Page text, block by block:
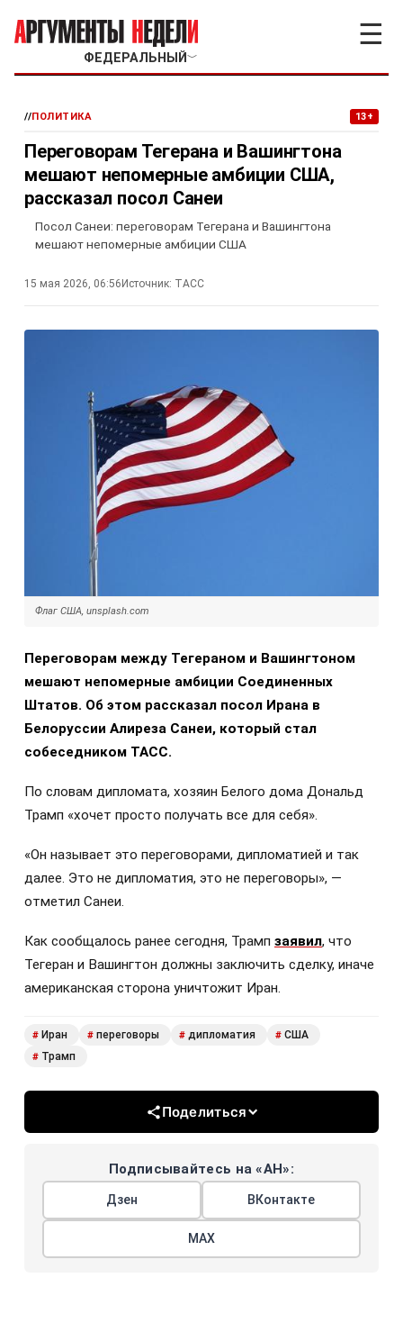
ФЕДЕРАЛЬНЫЙ ﹀
☰
//ПОЛИТИКА 13+
Переговорам Тегерана и Вашингтона
мешают непомерные амбиции США,
рассказал посол Санеи
Посол Санеи: переговорам Тегерана и Вашингтона
мешают непомерные амбиции США
15 мая 2026, 06:56 Источник: ТАСС
Флаг США, unsplash.com
Переговорам между Тегераном и Вашингтоном
мешают непомерные амбиции Соединенных
Штатов. Об этом рассказал посол Ирана в
Белоруссии Алиреза Санеи, который стал
собеседником ТАСС.
По словам дипломата, хозяин Белого дома Дональд
Трамп «хочет просто получать все для себя».
«Он называет это переговорами, дипломатией и так
далее. Это не дипломатия, это не переговоры», —
отметил Санеи.
Как сообщалось ранее сегодня, Трамп заявил, что
Тегеран и Вашингтон должны заключить сделку, иначе
американская сторона уничтожит Иран.
# Иран # переговоры # дипломатия # США
# Трамп
Поделиться
Подписывайтесь на «АН»:
Дзен ВКонтакте
МАХ